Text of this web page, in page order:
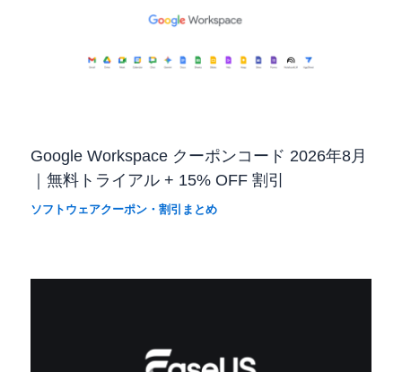
Google Workspace クーポンコード 2026年8月
｜無料トライアル + 15% OFF 割引
ソフトウェアクーポン・割引まとめ